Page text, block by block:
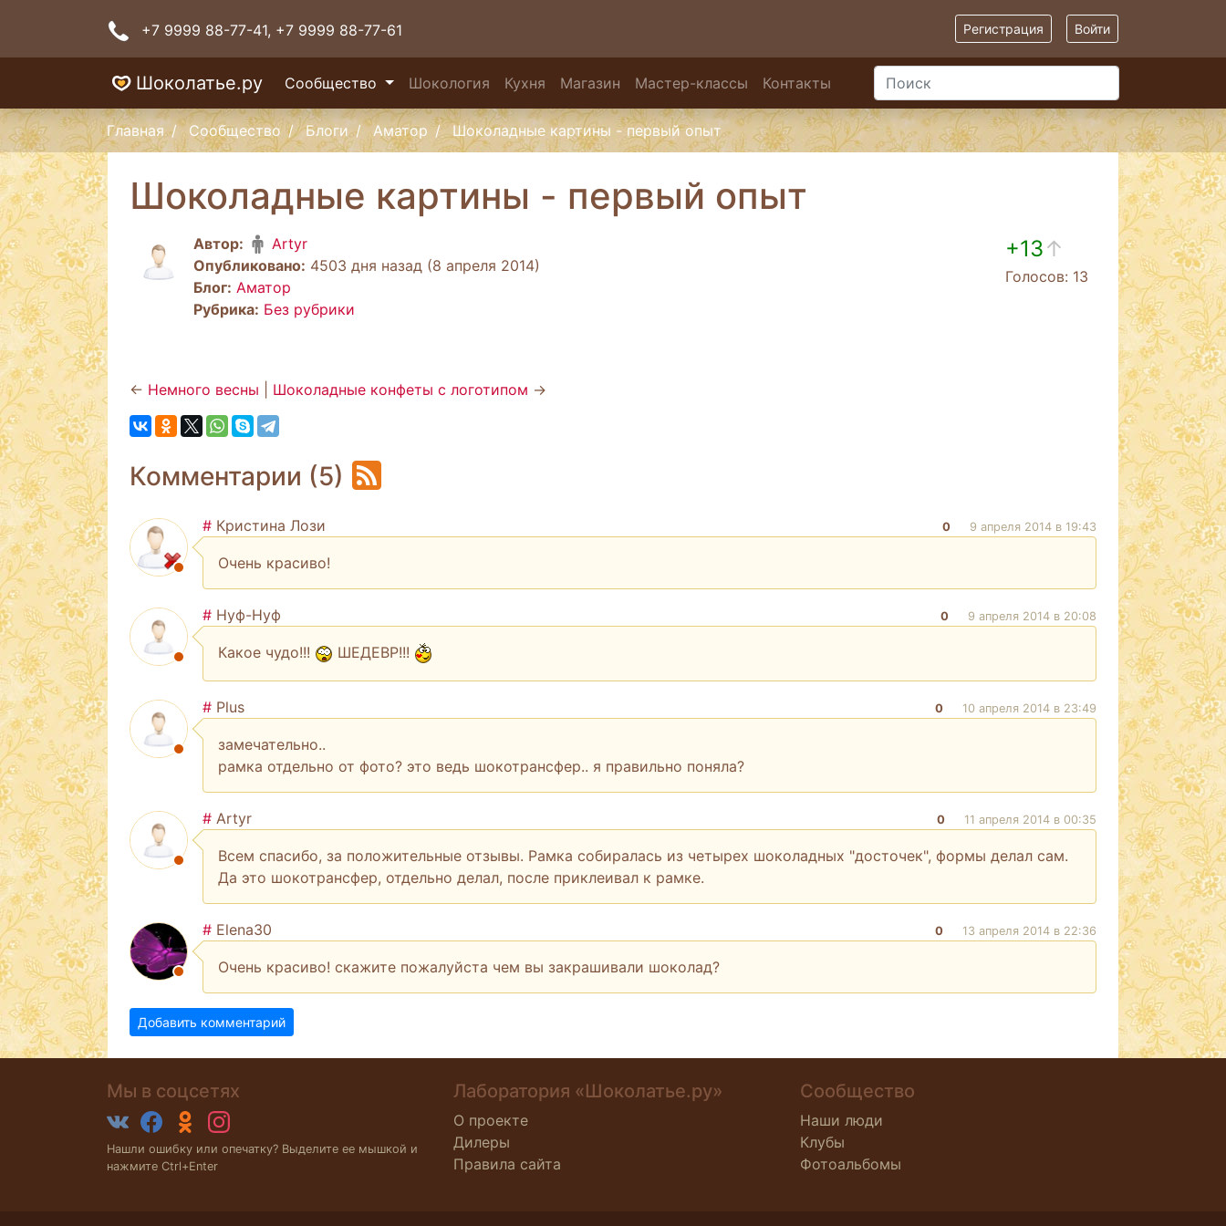
+7 9999 88-77-41, +7 9999 88-77-61 Регистрация Войти
Шоколатье.ру Сообщество Шокология Кухня Магазин Мастер-классы Контакты
Главная Сообщество Блоги Аматор Шоколадные картины - первый опыт
Шоколадные картины - первый опыт
Автор:
Artyr
Опубликовано: 4503 дня назад (8 апреля 2014)
Блог: Аматор
Рубрика: Без рубрики
+13↑
Голосов: 13
← Немного весны Шоколадные конфеты с логотипом →
Комментарии (5)
# Кристина Лози 0 9 апреля 2014 в 19:43
Очень красиво!
# Нуф-Нуф 0 9 апреля 2014 в 20:08
Какое чудо!!! ШЕДЕВР!!!
# Plus 0 10 апреля 2014 в 23:49
замечательно..
рамка отдельно от фото? это ведь шокотрансфер.. я правильно поняла?
# Artyr 0 11 апреля 2014 в 00:35
Всем спасибо, за положительные отзывы. Рамка собиралась из четырех шоколадных "досточек", формы делал сам.
Да это шокотрансфер, отдельно делал, после приклеивал к рамке.
# Elena30 0 13 апреля 2014 в 22:36
Очень красиво! скажите пожалуйста чем вы закрашивали шоколад?
Добавить комментарий
Мы в соцсетях
Нашли ошибку или опечатку? Выделите ее мышкой и
нажмите Ctrl+Enter
Лаборатория «Шоколатье.ру»
О проекте
Дилеры
Правила сайта
Сообщество
Наши люди
Клубы
Фотоальбомы